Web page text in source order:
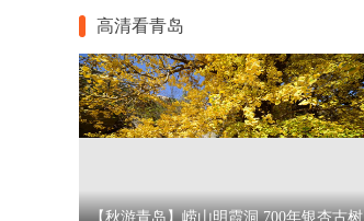
高清看青岛
【秋游青岛】崂山明霞洞 700年银杏古树